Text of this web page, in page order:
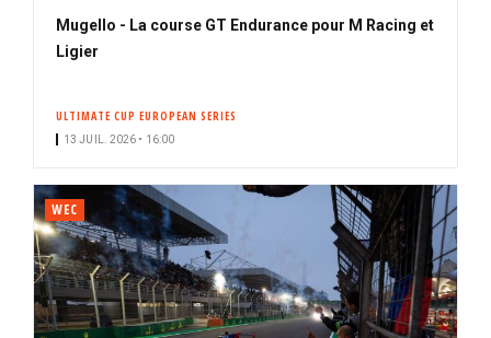
Mugello - La course GT Endurance pour M Racing et
Ligier
ULTIMATE CUP EUROPEAN SERIES
13 JUIL. 2026 • 16:00
WEC